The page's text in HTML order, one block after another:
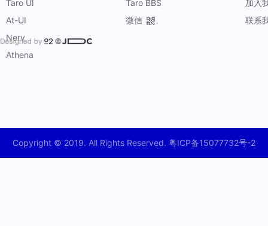
Taro UI
At-UI
Nerv
Athena
Taro BBS
微信
加入
联系
Copyright © 2019. All Rights Reserved. 粤ICP备15077732号-2